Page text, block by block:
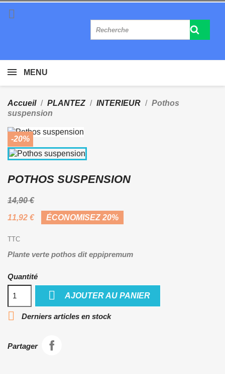

MENU
Accueil PLANTEZ INTERIEUR
Pothos
suspension
-20%
POTHOS SUSPENSION
14,90 €
11,92 €
ÉCONOMISEZ 20%
TTC
Plante verte pothos dit eppipremum
Quantité
 AJOUTER AU PANIER
 Derniers articles en stock
Partager